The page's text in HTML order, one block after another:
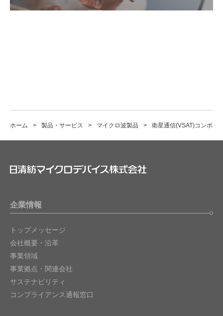
ホーム 製品・サービス マイクロ波製品 衛星通信(VSAT)コンポー
企業情報
トップメッセージ
会社概要・沿革
事業領域
事業拠点・関連会社
サステナビリティ
コンプライアンス通報窓口